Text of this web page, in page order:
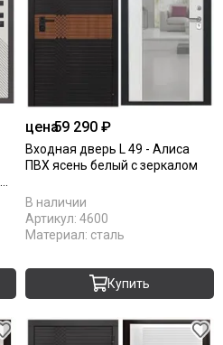
цена59 290 ₽
Входная дверь L 49 - Алиса
ПВХ ясень белый с зеркалом
В наличии
Артикул: 4600
Материал: сталь
Купить